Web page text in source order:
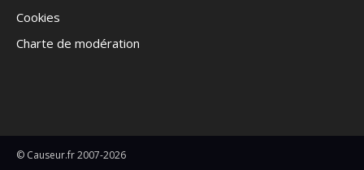
Cookies
Charte de modération
© Causeur.fr 2007-2026